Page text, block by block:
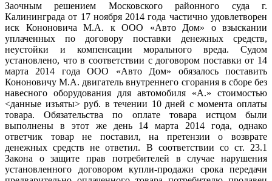
Заочным решением Московского районного суда г.
Калининграда от 17 ноября 2014 года частично удовлетворен
иск Кононовича М.А. к ООО «Авто Дом» о взыскании
уплаченных по договору поставки денежных средств,
неустойки и компенсации морального вреда. Судом
установлено, что в соответствии с договором поставки от 14
марта 2014 года ООО «Авто Дом» обязалось поставить
Кононовичу М.А. двигатель внутреннего сгорания в сборе без
навесного оборудования для автомобиля «А.» стоимостью
<данные изъяты> руб. в течении 10 дней с момента оплаты
товара. Обязательства по оплате товара истцом были
выполнены в этот же день 14 марта 2014 года, однако
ответчик товар не поставил, на претензии о возврате
денежных средств не ответил. В соответствии со ст. 23.1
Закона о защите прав потребителей в случае нарушения
установленного договором купли-продажи срока передачи